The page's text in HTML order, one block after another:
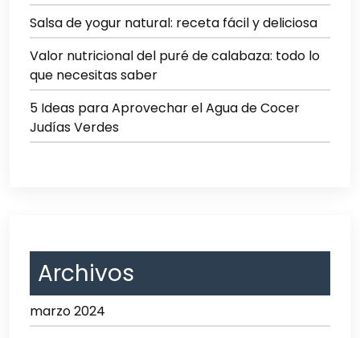
Salsa de yogur natural: receta fácil y deliciosa
Valor nutricional del puré de calabaza: todo lo
que necesitas saber
5 Ideas para Aprovechar el Agua de Cocer
Judías Verdes
Archivos
marzo 2024